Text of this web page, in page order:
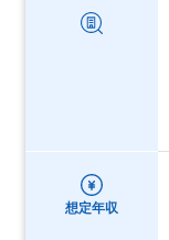
想定年収